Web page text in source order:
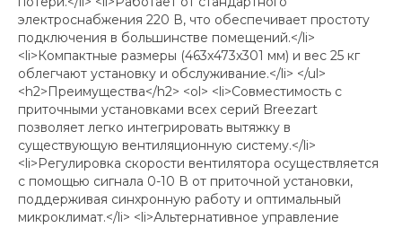
электроснабжения 220 В, что обеспечивает простоту
подключения в большинстве помещений.</li>
<li>Компактные размеры (463x473x301 мм) и вес 25 кг
облегчают установку и обслуживание.</li> </ul>
<h2>Преимущества</h2> <ol> <li>Совместимость с
приточными установками всех серий Breezart
позволяет легко интегрировать вытяжку в
существующую вентиляционную систему.</li>
<li>Регулировка скорости вентилятора осуществляется
с помощью сигнала 0-10 В от приточной установки,
поддерживая синхронную работу и оптимальный
микроклимат.</li> <li>Альтернативное управление